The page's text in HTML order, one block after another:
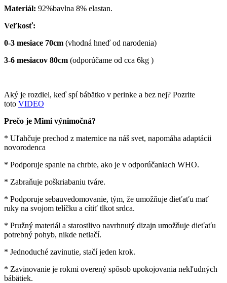
Materiál: 92%bavlna 8% elastan.
Veľkosť:
0-3 mesiace 70cm (vhodná hneď od narodenia)
3-6 mesiacov 80cm (odporúčame od cca 6kg )
Aký je rozdiel, keď spí bábätko v perinke a bez nej? Pozrite
toto VIDEO
Prečo je Mimi výnimočná?
* Uľahčuje prechod z maternice na náš svet, napomáha adaptácii
novorodenca
* Podporuje spanie na chrbte, ako je v odporúčaniach WHO.
* Zabraňuje poškriabaniu tváre.
* Podporuje sebauvedomovanie, tým, že umožňuje dieťaťu mať
ruky na svojom telíčku a cítiť tlkot srdca.
* Pružný materiál a starostlivo navrhnutý dizajn umožňuje dieťaťu
potrebný pohyb, nikde netlačí.
* Jednoduché zavinutie, stačí jeden krok.
* Zavinovanie je rokmi overený spôsob upokojovania nekľudných
bábätiek.